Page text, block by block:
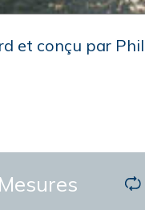
et conçu par
Mesures